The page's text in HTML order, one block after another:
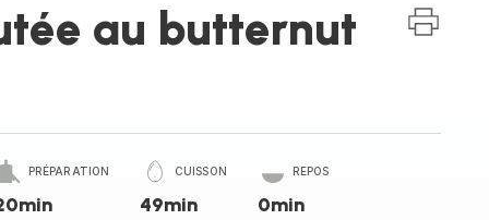
au butternut
PRÉPARATION CUISSON
49min
REPOS
0min